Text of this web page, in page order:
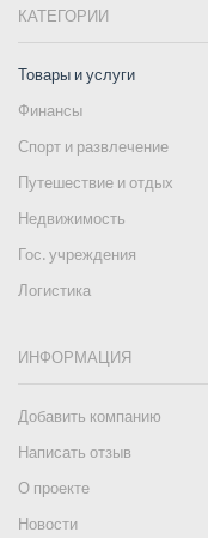
КАТЕГОРИИ
Товары и услуги
Финансы
Спорт и развлечение
Путешествие и отдых
Недвижимость
Гос. учреждения
Логистика
ИНФОРМАЦИЯ
Добавить компанию
Написать отзыв
О проекте
Новости